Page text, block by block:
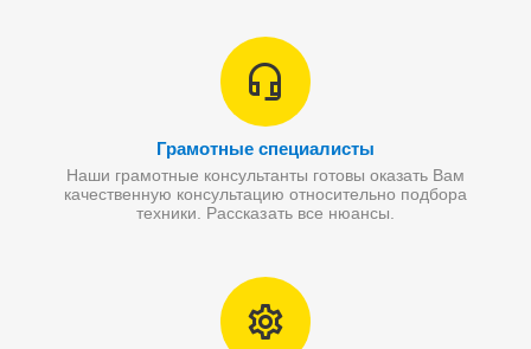
Грамотные специалисты
Наши грамотные консультанты готовы оказать Вам
качественную консультацию относительно подбора
техники. Рассказать все нюансы.